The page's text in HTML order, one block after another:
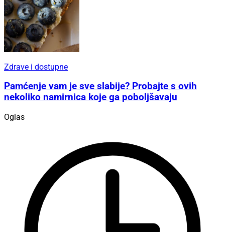
Zdrave i dostupne
Pamćenje vam je sve slabije? Probajte s ovih
nekoliko namirnica koje ga poboljšavaju
Oglas